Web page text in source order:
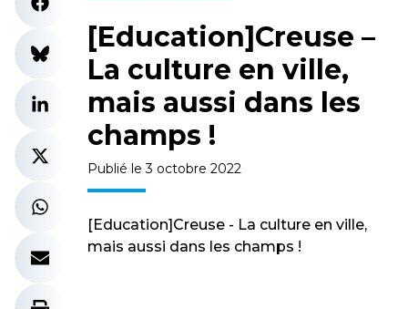
[Education]Creuse –
La culture en ville,
mais aussi dans les
champs !
Publié le 3 octobre 2022
[Education]Creuse - La culture en ville,
mais aussi dans les champs !